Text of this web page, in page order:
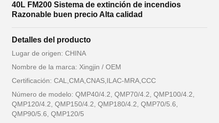
40L FM200 Sistema de extinción de incendios
Razonable buen precio Alta calidad
Detalles del producto
Lugar de origen: CHINA
Nombre de la marca: Xingjin / OEM
Certificación: CAL,CMA,CNAS,ILAC-MRA,CCC
Número de modelo: QMP40/4.2, QMP70/4.2, QMP100/4.2,
QMP120/4.2, QMP150/4.2, QMP180/4.2, QMP70/5.6,
QMP90/5.6, QMP120/5